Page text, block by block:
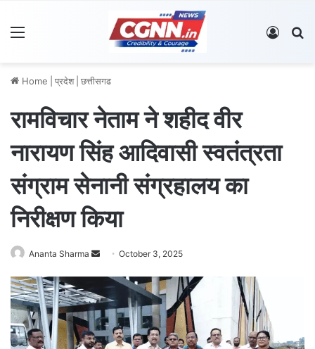
Log In
Home प्रदेश छत्तीसगढ
रामविचार नेताम ने शहीद वीर
नारायण सिंह आदिवासी स्वतंत्रता
संग्राम सेनानी संग्रहालय का
निरीक्षण किया
Ananta Sharma
d
a
n
October 3, 2025